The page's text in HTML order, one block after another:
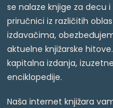
se nalaze knjige za decu
priručnici iz različitih
izdavačima,
aktuelne knjižarske
kapitalna izdanja,
enciklopedije.
Naša internet knjižara